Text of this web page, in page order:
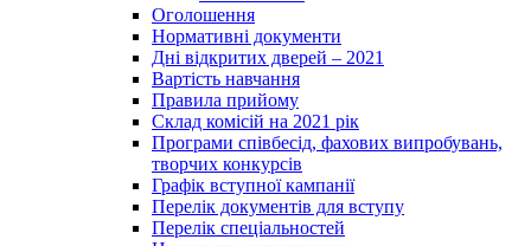
Оголошення
Нормативні документи
Дні відкритих дверей – 2021
Вартість навчання
Правила прийому
Склад комісій на 2021 рік
Програми співбесід, фахових випробувань,
творчих конкурсів
Графік вступної кампанії
Перелік документів для вступу
Перелік спеціальностей